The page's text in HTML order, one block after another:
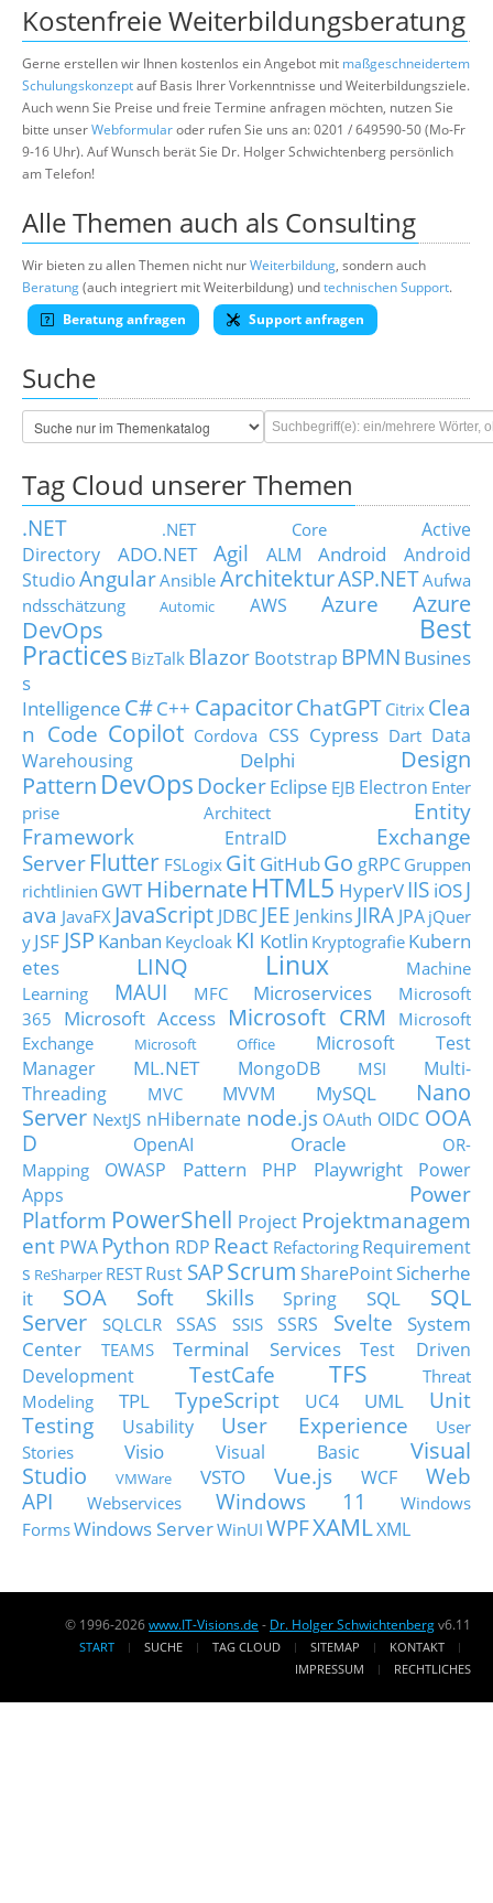
Kostenfreie Weiterbildungsberatung
Gerne erstellen wir Ihnen kostenlos ein Angebot mit maßgeschneidertem
Schulungskonzeptauf Basis Ihrer Vorkenntnisse und Weiterbildungsziele.
Auch wenn Sie Preise und freie Termine anfragen möchten, nutzen Sie
bitte unserWebformularoder rufen Sie uns an: 0201 / 649590-50 (Mo-Fr
9-16 Uhr). Auf Wunsch berät Sie Dr. Holger Schwichtenberg persönlich
am Telefon!
Alle Themen auch als Consulting
Wir bieten zu allen Themen nicht nurWeiterbildung, sondern auch
Beratung(auch integriert mit Weiterbildung) undtechnischen Support.
Beratung anfragen
Support anfragen
Suche
Tag Cloud unserer Themen
.NET .NET Core
Active
Directory
ADO.NET Agil ALM Android
Android
StudioAngularAnsible ArchitekturASP.NETAufwa
ndsschätzung
Automic AWS Azure
Azure
DevOps
Best
Practices BizTalk Blazor Bootstrap BPMN Busines
s
Intelligence C#C++ CapacitorChatGPT Citrix Clea
n Code Copilot Cordova CSS Cypress Dart Data
Warehousing
Delphi
Design
Pattern DevOps DockerEclipse EJB Electron Enter
prise Architect
Entity
Framework
EntraID
Exchange
Server Flutter FSLogix Git GitHubGo gRPC Gruppen
richtlinien GWT HibernateHTML5 HyperVIIS iOSJ
ava JavaFX JavaScript JDBC JEE Jenkins JIRA JPA jQuer
y JSF JSP Kanban Keycloak KI Kotlin Kryptografie Kubern
etes
LINQ Linux
Machine
Learning
MAUI MFC Microservices
Microsoft
365
Microsoft Access Microsoft CRM
Microsoft
Exchange
Microsoft Office
Microsoft Test
Manager
ML.NET MongoDB MSI
Multi-
Threading
MVC MVVM MySQL
Nano
Server NextJS nHibernate node.js OAuth OIDC OOA
D
OpenAI Oracle
OR-
Mapping
OWASP Pattern PHP Playwright
Power
Apps
Power
Platform PowerShell Project Projektmanagem
ent PWA Python RDP React Refactoring Requirement
s ReSharper RESTRust SAPScrum SharePointSicherhe
it
SOA Soft Skills Spring SQL
SQL
Server
SQLCLR SSAS SSIS SSRS Svelte
System
Center
TEAMS Terminal Services
Test Driven
Development
TestCafe TFS
Threat
Modeling
TPL TypeScript UC4 UML
Unit
Testing
Usability User Experience
User
Stories
Visio Visual Basic
Visual
Studio
VMWare VSTO Vue.js WCF
Web
API
Webservices Windows 11
Windows
FormsWindows ServerWinUI WPFXAMLXML
© 1996-2026www.IT-Visions.de - Dr. Holger Schwichtenbergv6.11
START SUCHE TAG CLOUD SITEMAP
KONTAKT
IMPRESSUM
RECHTLICHES